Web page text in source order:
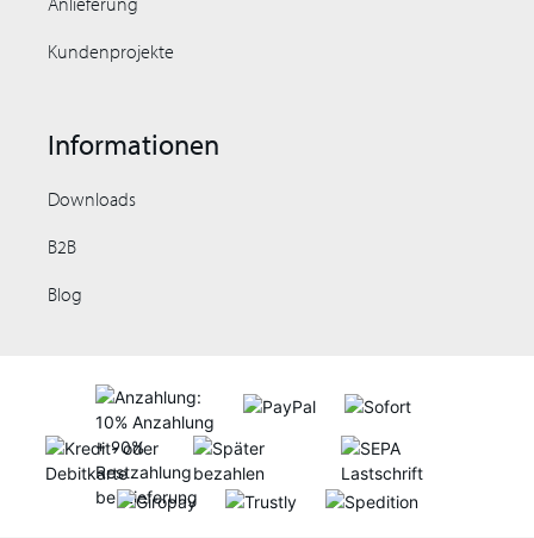
Kundenprojekte
Informationen
Downloads
B2B
Blog